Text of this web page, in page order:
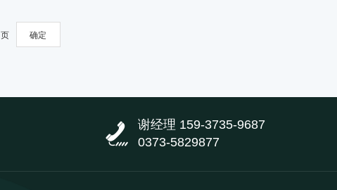
页 确定
谢经理 159-3735-9687
0373-5829877